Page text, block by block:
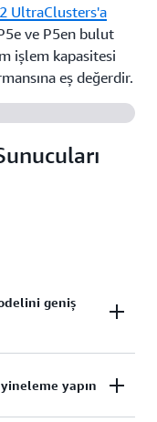
UltraClusters'a
ve P5en bulut
işlem kapasitesi
eş değerdir.
geniş
büyük üretken
yapın